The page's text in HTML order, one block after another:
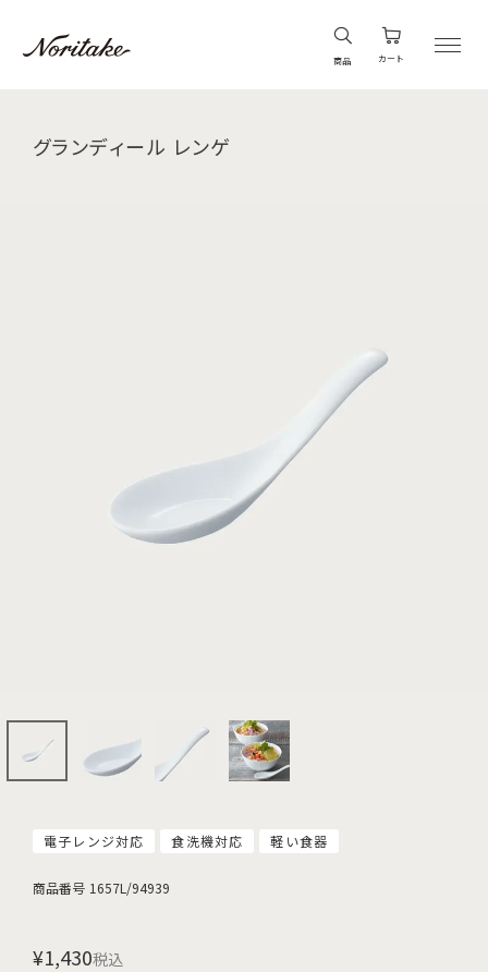
商品 カート
グランディール レンゲ
電子レンジ対応 食洗機対応 軽い食器
商品番号 1657L/94939
¥1,430税込